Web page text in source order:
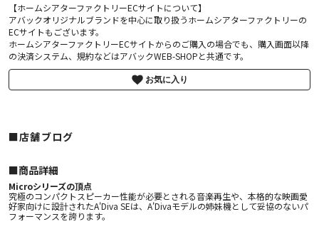
【ホームシアターファクトリーECサイトについて】
アバックオリジナルブランドを中心に取り扱うホームシアターファクトリーの
ECサイトもございます。
ホームシアターファクトリーECサイトからのご購入の場合でも、購入画面以降
の決済システム、規約などはアバックWEB-SHOPと共通です。
お気に入り
■店舗ブログ
■︎商品詳細
Microシリーズの頂点
究極のコンパクトスピーカー性能が必要とされる音楽再生や、本格的な映画愛
好家向けに設計されたA'Diva SEは、A'Divaモデルの姉妹機として妥協のないパ
フォーマンスを誇ります。